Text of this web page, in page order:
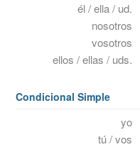
él / ella / ud.
nosotros
vosotros
ellos / ellas / uds.
Condicional Simple
yo
tú / vos